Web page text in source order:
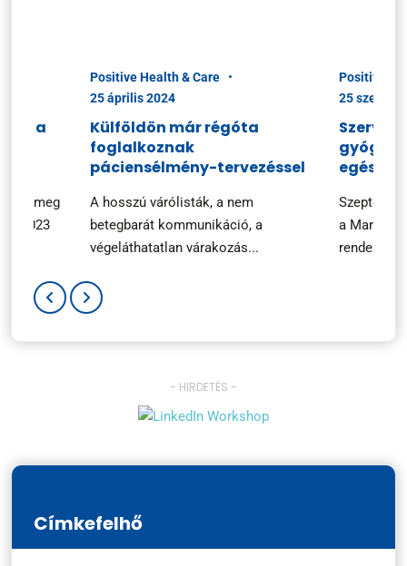
a
meg
2023
Positive Health & Care
25 április 2024
Külföldön már régóta
foglalkoznak
páciensélmény-tervezéssel
A hosszú várólisták, a nem
betegbarát kommunikáció, a
végeláthatatlan várakozás...
Positive
25
a
- HIRDETÉS -
Címkefelhő